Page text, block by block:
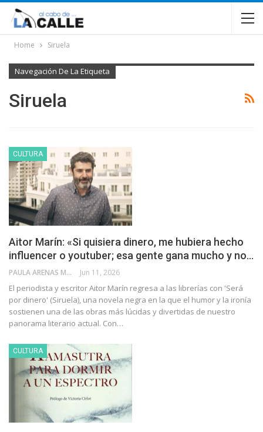
Home Siruela
Navegación De La Etiqueta
Siruela
CULTURA
Aitor Marín: «Si quisiera dinero, me hubiera hecho
influencer o youtuber; esa gente gana mucho y no…
PAULA ARENAS MARTÍN ABRIL Jun 11, 2026
El periodista y escritor Aitor Marín regresa a las librerías con 'Será
por dinero' (Siruela), una novela negra en la que el humor y la ironía
sostienen una de las obras más lúcidas y divertidas de nuestro
panorama literario actual. Con…
CULTURA